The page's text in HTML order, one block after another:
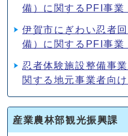
備）に関するPFI事
伊賀市にぎわい忍者
備）に関するPFI事
忍者体験施設整備事
関する地元事業者向
産業農林部観光振興課